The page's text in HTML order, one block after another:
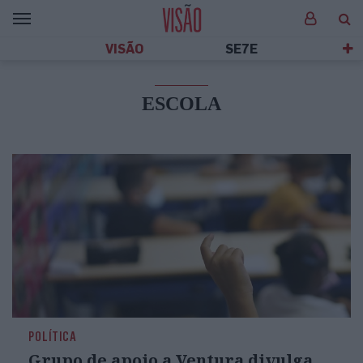
VISÃO SE7E
ESCOLA
POLÍTICA